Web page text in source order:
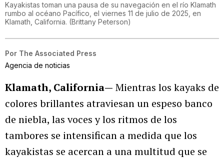
Kayakistas toman una pausa de su navegación en el río Klamath
rumbo al océano Pacífico, el viernes 11 de julio de 2025, en
Klamath, California. (Brittany Peterson)
Por The Associated Press
Agencia de noticias
Klamath, California— Mientras los kayaks de
colores brillantes atraviesan un espeso banco
de niebla, las voces y los ritmos de los
tambores se intensifican a medida que los
kayakistas se acercan a una multitud que se